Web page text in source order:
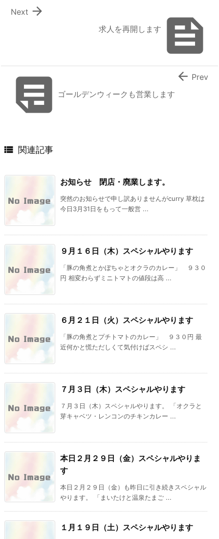

求人を再開します

Next
 ゴールデンウィークも営業します
 Prev
 関連記事
お知らせ 閉店・廃業します。
突然のお知らせで申し訳ありませんがcurry 草枕は
今日3月31日をもって一般営 ...
９月１６日（木）スペシャルやります
「豚の角煮とかぼちゃとオクラのカレー」 ９３０
円 相変わらずミニトマトの値段は高 ...
６月２１日（火）スペシャルやります
「豚の角煮とプチトマトのカレー」 ９３０円 最
近何かと慌ただしくて気付けばスペシ ...
７月３日（木）スペシャルやります
７月３日（木）スペシャルやります。 「オクラと
芽キャベツ・レンコンのチキンカレー ...
本日２月２９日（金）スペシャルやりま
す
本日２月２９日（金）も昨日に引き続きスペシャル
やります。 「まいたけと温泉たまご ...
１月１９日（土）スペシャルやります